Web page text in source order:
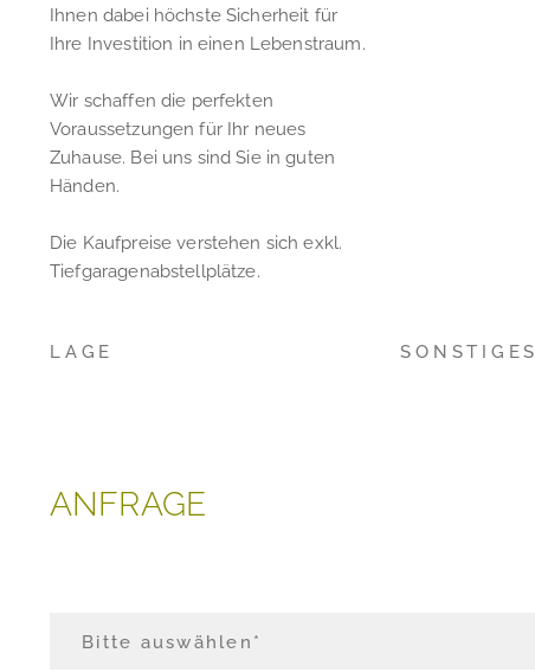
Ihnen dabei höchste Sicherheit für
Ihre Investition in einen Lebenstraum.
Wir schaffen die perfekten
Voraussetzungen für Ihr neues
Zuhause. Bei uns sind Sie in guten
Händen.
Die Kaufpreise verstehen sich exkl.
Tiefgaragenabstellplätze.
LAGE SONSTIGES
ANFRAGE